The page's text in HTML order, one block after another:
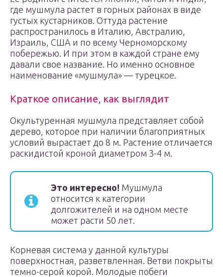
где мушмула растет в горных районах в виде
густых кустарников. Оттуда растение
распространилось в Италию, Австралию,
Израиль, США и по всему Черноморскому
побережью. И при этом в каждой стране ему
давали свое название. Но именно основное
наименование «мушмула» — турецкое.
Краткое описание, как выглядит
Окультуренная мушмула представляет собой
дерево, которое при наличии благоприятных
условий вырастает до 8 м. Растение отличается
раскидистой кроной диаметром 3-4 м.
Это интересно! Мушмула
относится к категории
долгожителей и на одном месте
может расти 50 лет.
Корневая система у данной культуры
поверхностная, разветвленная. Ветви покрыты
темно-серой корой. Молодые побеги